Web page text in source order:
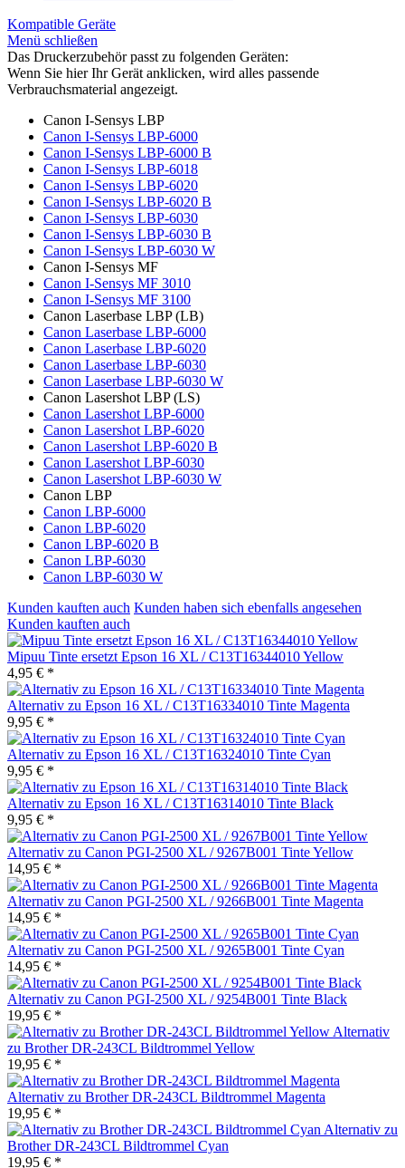
Kompatible Geräte
Menü schließen
Das Druckerzubehör passt zu folgenden Geräten:
Wenn Sie hier Ihr Gerät anklicken, wird alles passende
Verbrauchsmaterial angezeigt.
Canon I-Sensys LBP
Canon I-Sensys LBP-6000
Canon I-Sensys LBP-6000 B
Canon I-Sensys LBP-6018
Canon I-Sensys LBP-6020
Canon I-Sensys LBP-6020 B
Canon I-Sensys LBP-6030
Canon I-Sensys LBP-6030 B
Canon I-Sensys LBP-6030 W
Canon I-Sensys MF
Canon I-Sensys MF 3010
Canon I-Sensys MF 3100
Canon Laserbase LBP (LB)
Canon Laserbase LBP-6000
Canon Laserbase LBP-6020
Canon Laserbase LBP-6030
Canon Laserbase LBP-6030 W
Canon Lasershot LBP (LS)
Canon Lasershot LBP-6000
Canon Lasershot LBP-6020
Canon Lasershot LBP-6020 B
Canon Lasershot LBP-6030
Canon Lasershot LBP-6030 W
Canon LBP
Canon LBP-6000
Canon LBP-6020
Canon LBP-6020 B
Canon LBP-6030
Canon LBP-6030 W
Kunden kauften auch Kunden haben sich ebenfalls angesehen
Kunden kauften auch
Mipuu Tinte ersetzt Epson 16 XL / C13T16344010 Yellow
4,95 € *
Alternativ zu Epson 16 XL / C13T16334010 Tinte Magenta
9,95 € *
Alternativ zu Epson 16 XL / C13T16324010 Tinte Cyan
9,95 € *
Alternativ zu Epson 16 XL / C13T16314010 Tinte Black
9,95 € *
Alternativ zu Canon PGI-2500 XL / 9267B001 Tinte Yellow
14,95 € *
Alternativ zu Canon PGI-2500 XL / 9266B001 Tinte Magenta
14,95 € *
Alternativ zu Canon PGI-2500 XL / 9265B001 Tinte Cyan
14,95 € *
Alternativ zu Canon PGI-2500 XL / 9254B001 Tinte Black
19,95 € *
Alternativ
zu Brother DR-243CL Bildtrommel Yellow
19,95 € *
Alternativ zu Brother DR-243CL Bildtrommel Magenta
19,95 € *
Alternativ zu
Brother DR-243CL Bildtrommel Cyan
19,95 € *